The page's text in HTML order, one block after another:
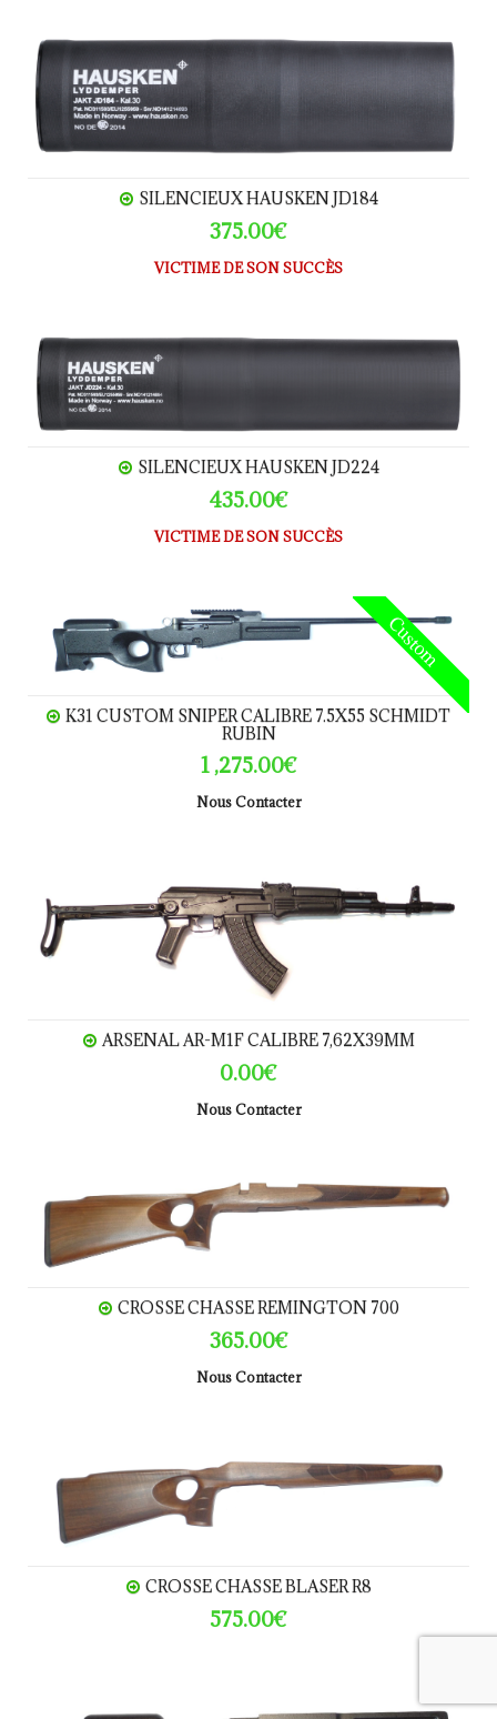
Silencieux HAUSKEN JD184
SILENCIEUX HAUSKEN JD184
375.00€
VICTIME DE SON SUCCÈS
Silencieux HAUSKEN JD224
SILENCIEUX HAUSKEN JD224
435.00€
VICTIME DE SON SUCCÈS
Custom
K31 Custom Sniper calibre 7.5x55 Schmidt Rubin
K31 CUSTOM SNIPER CALIBRE 7.5X55 SCHMIDT
RUBIN
1 ,275.00€
Nous Contacter
ARSENAL AR-M1F CALIBRE 7,62X39MM
0.00€
Nous Contacter
CROSSE CHASSE REMINGTON 700
CROSSE CHASSE REMINGTON 700
365.00€
Nous Contacter
CROSSE CHASSE BLASER R8
575.00€